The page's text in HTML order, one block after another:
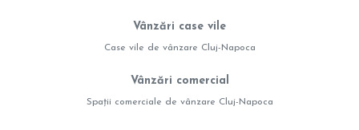
Vânzări case vile
Case vile de vânzare Cluj-Napoca
Vânzări comercial
Spații comerciale de vânzare Cluj-Napoca